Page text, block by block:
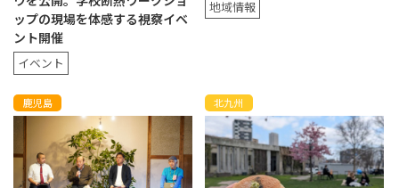
ップの現場を体感する視察イベ
ント開催
イベント
地域情報
鹿児島 北九州